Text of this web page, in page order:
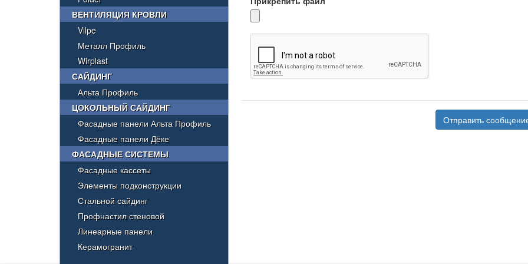
Отправить
ВЕНТИЛЯЦИЯ КРОВЛИ
Vilpe
Металл Профиль
Wirplast
САЙДИНГ
Альта Профиль
ЦОКОЛЬНЫЙ САЙДИНГ
Фасадные панели Альта Профиль
Фасадные панели Дёке
ФАСАДНЫЕ СИСТЕМЫ
Фасадные кассеты
Элементы подконструкции
Стальной сайдинг
Профнастил стеновой
Линеарные панели
Керамогранит